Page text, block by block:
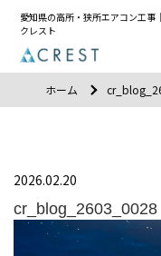
愛知県の高所・狭所エアコン工事
クレスト
ホーム
2026.02.20
cr_blog_2603_0028